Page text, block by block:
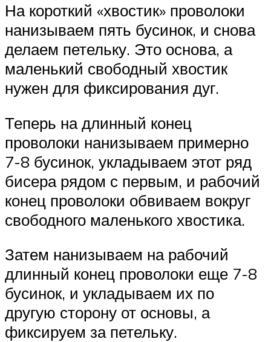
На короткий «хвостик» проволоки
нанизываем пять бусинок, и снова
делаем петельку. Это основа, а
маленький свободный хвостик
нужен для фиксирования дуг.
Теперь на длинный конец
проволоки нанизываем примерно
7-8 бусинок, укладываем этот ряд
бисера рядом с первым, и рабочий
конец проволоки обвиваем вокруг
свободного маленького хвостика.
Затем нанизываем на рабочий
длинный конец проволоки еще 7-8
бусинок, и укладываем их по
другую сторону от основы, а
фиксируем за петельку.